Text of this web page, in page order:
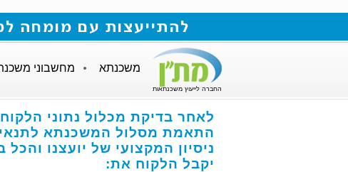
להתייעצות עם מומחה למשכנתאות חייגו
החברה לייעוץ משכנתאות
משכנתא מחשבוני
לאחר בדיקת מכלול נתוני
התאמת מסלול המשכנתא
ניסיון המקצועי של יועצנו
יקבל הלקוח את: